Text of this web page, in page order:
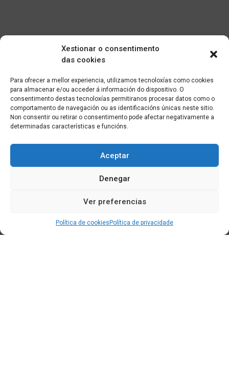
Xestionar o consentimento
das cookies
Para ofrecer a mellor experiencia, utilizamos tecnoloxías como cookies
para almacenar e/ou acceder á información do dispositivo. O
consentimento destas tecnoloxías permitiranos procesar datos como o
comportamento de navegación ou as identificacións únicas neste sitio.
Non consentir ou retirar o consentimento pode afectar negativamente a
determinadas características e funcións.
Aceptar
Denegar
Ver preferencias
Política de cookies Política de privacidade